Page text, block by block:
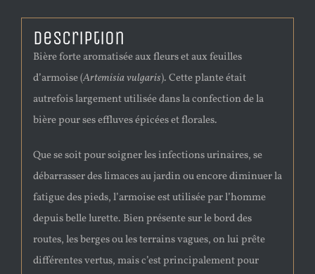
Description
Bière forte aromatisée aux fleurs et aux feuilles
d’armoise (Artemisia vulgaris). Cette plante était
autrefois largement utilisée dans la confection de la
bière pour ses effluves épicées et florales.
Que se soit pour soigner les infections urinaires, se
débarrasser des limaces au jardin ou encore diminuer la
fatigue des pieds, l’armoise est utilisée par l’homme
depuis belle lurette. Bien présente sur le bord des
routes, les berges ou les terrains vagues, on lui prête
différentes vertus, mais c’est principalement pour